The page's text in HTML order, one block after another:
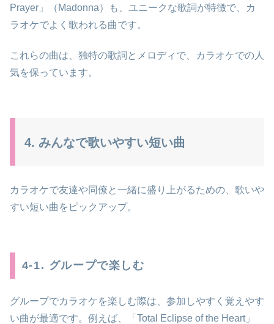
Prayer」（Madonna）も、ユニークな歌詞が特徴で、カ
ラオケでよく歌われる曲です。
これらの曲は、独特の歌詞とメロディで、カラオケでの人
気を保っています。
4. みんなで歌いやすい短い曲
カラオケで友達や同僚と一緒に盛り上がるための、歌いや
すい短い曲をピックアップ。
4-1. グループで楽しむ
グループでカラオケを楽しむ際は、参加しやすく覚えやす
い曲が最適です。例えば、「Total Eclipse of the Heart」